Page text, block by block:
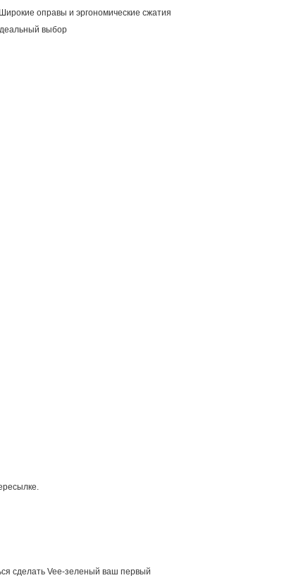
оправы и эргономические сжатия
выбор
сделать Vee-зеленый ваш первый